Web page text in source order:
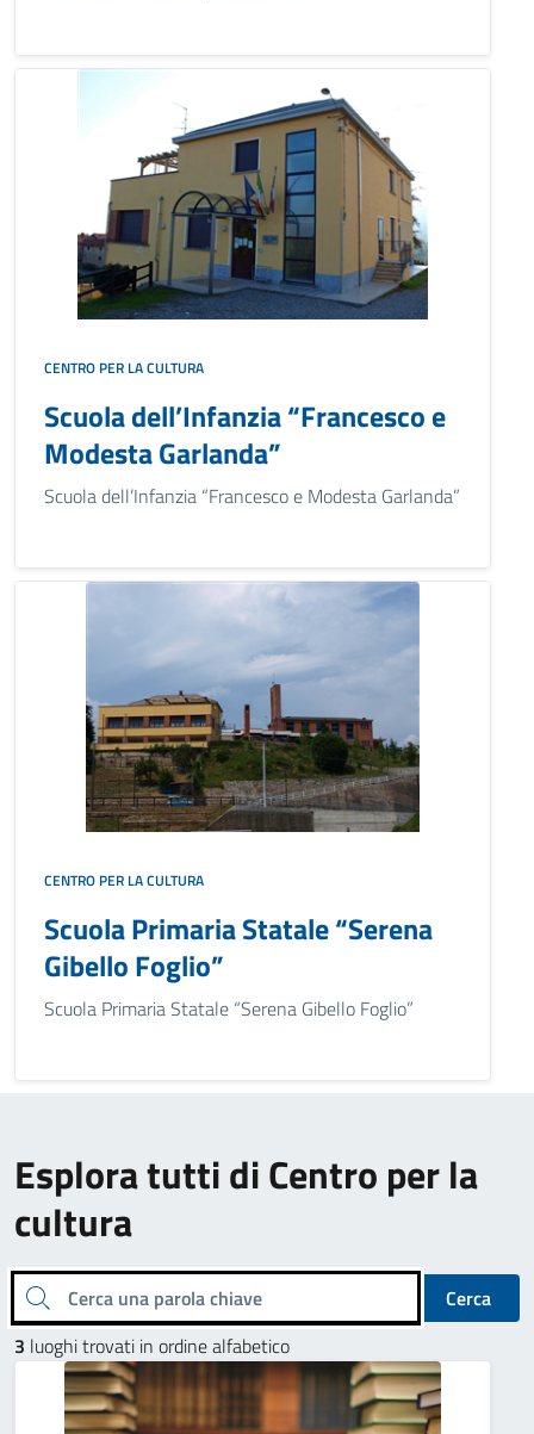
CENTRO PER LA CULTURA
Scuola dell’Infanzia “Francesco e
Modesta Garlanda”
Scuola dell’Infanzia “Francesco e Modesta Garlanda”
CENTRO PER LA CULTURA
Scuola Primaria Statale “Serena
Gibello Foglio”
Scuola Primaria Statale “Serena Gibello Foglio”
Esplora tutti di Centro per la
cultura
Cerca una parola chiave
Cerca
3 luoghi trovati in ordine alfabetico